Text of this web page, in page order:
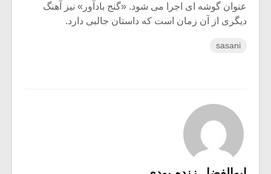
عنوان گوشه ای اجرا می شود. «گنج بادآور» نیز آهنگ
دیگری از آن زمان است که داستان جالبی دارد.
sasani